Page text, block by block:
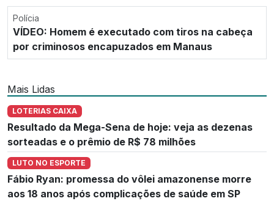
Polícia
VÍDEO: Homem é executado com tiros na cabeça
por criminosos encapuzados em Manaus
Mais Lidas
LOTERIAS CAIXA
Resultado da Mega-Sena de hoje: veja as dezenas
sorteadas e o prêmio de R$ 78 milhões
LUTO NO ESPORTE
Fábio Ryan: promessa do vôlei amazonense morre
aos 18 anos após complicações de saúde em SP